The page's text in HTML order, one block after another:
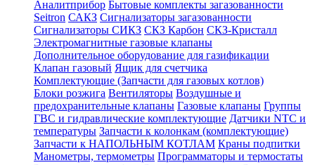
Аналитприбор Бытовые комплекты загазованности
Seitron САКЗ Сигнализаторы загазованности
Сигнализаторы СИКЗ СКЗ Карбон СКЗ-Кристалл
Электромагнитные газовые клапаны
Дополнительное оборудование для газификации
Клапан газовый Ящик для счетчика
Комплектующие (Запчасти для газовых котлов)
Блоки розжига Вентиляторы Воздушные и
предохранительные клапаны Газовые клапаны Группы
ГВС и гидравлические комплектующие Датчики NTC и
температуры Запчасти к колонкам (комплектующие)
Запчасти к НАПОЛЬНЫМ КОТЛАМ Краны подпитки
Манометры, термометры Программаторы и термостаты